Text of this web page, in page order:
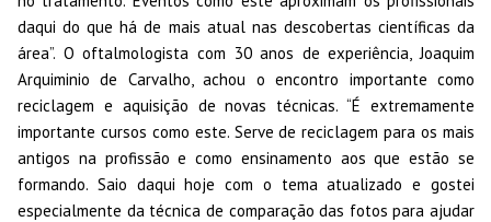
daqui do que há de mais atual nas descobertas científicas da
área”. O oftalmologista com 30 anos de experiência, Joaquim
Arquiminio de Carvalho, achou o encontro importante como
reciclagem e aquisição de novas técnicas. “É extremamente
importante cursos como este. Serve de reciclagem para os mais
antigos na profissão e como ensinamento aos que estão se
formando. Saio daqui hoje com o tema atualizado e gostei
especialmente da técnica de comparação das fotos para ajudar